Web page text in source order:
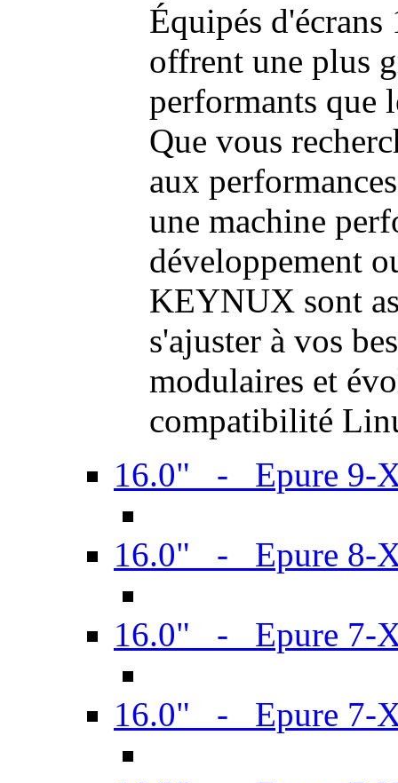
Équipés
offrent une plus
performants que
Que vous
aux
une machine
développement
KEYNUX sont
s'ajuster à vos
modulaires et
compatibilité
16.0" - Epure 9-
16.0" - Epure 8-
16.0" - Epure 7-
16.0" - Epure 7-